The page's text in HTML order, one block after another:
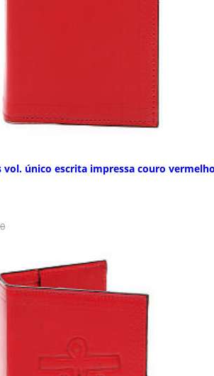
vol. único escrita impressa couro